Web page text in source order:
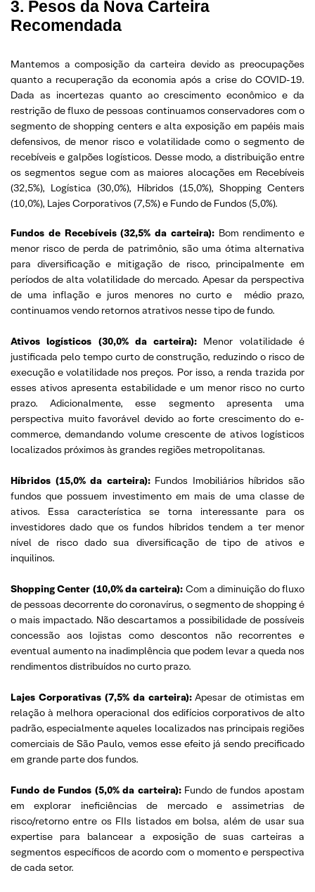
3. Pesos da Nova Carteira
Recomendada
Mantemos a composição da carteira devido as preocupações
quanto a recuperação da economia após a crise do COVID-19.
Dada as incertezas quanto ao crescimento econômico e da
restrição de fluxo de pessoas continuamos conservadores com o
segmento de shopping centers e alta exposição em papéis mais
defensivos, de menor risco e volatilidade como o segmento de
recebíveis e galpões logísticos. Desse modo, a distribuição entre
os segmentos segue com as maiores alocações em Recebíveis
(32,5%), Logística (30,0%), Híbridos (15,0%), Shopping Centers
(10,0%), Lajes Corporativos (7,5%) e Fundo de Fundos (5,0%).
Fundos de Recebíveis (32,5% da carteira): Bom rendimento e
menor risco de perda de patrimônio, são uma ótima alternativa
para diversificação e mitigação de risco, principalmente em
períodos de alta volatilidade do mercado. Apesar da perspectiva
de uma inflação e juros menores no curto e médio prazo,
continuamos vendo retornos atrativos nesse tipo de fundo.
Ativos logísticos (30,0% da carteira): Menor volatilidade é
justificada pelo tempo curto de construção, reduzindo o risco de
execução e volatilidade nos preços. Por isso, a renda trazida por
esses ativos apresenta estabilidade e um menor risco no curto
prazo. Adicionalmente, esse segmento apresenta uma
perspectiva muito favorável devido ao forte crescimento do e-
commerce, demandando volume crescente de ativos logísticos
localizados próximos às grandes regiões metropolitanas.
Híbridos (15,0% da carteira):Fundos Imobiliários híbridos são
fundos que possuem investimento em mais de uma classe de
ativos. Essa característica se torna interessante para os
investidores dado que os fundos híbridos tendem a ter menor
nível de risco dado sua diversificação de tipo de ativos e
inquilinos.
Shopping Center (10,0% da carteira): Com a diminuição do fluxo
de pessoas decorrente do coronavírus, o segmento de shopping é
o mais impactado. Não descartamos a possibilidade de possíveis
concessão aos lojistas como descontos não recorrentes e
eventual aumento na inadimplência que podem levar a queda nos
rendimentos distribuídos no curto prazo.
Lajes Corporativas (7,5% da carteira):Apesar de otimistas em
relação à melhora operacional dos edifícios corporativos de alto
padrão, especialmente aqueles localizados nas principais regiões
comerciais de São Paulo, vemos esse efeito já sendo precificado
em grande parte dos fundos.
Fundo de Fundos (5,0% da carteira): Fundo de fundos apostam
em explorar ineficiências de mercado e assimetrias de
risco/retorno entre os FIIs listados em bolsa, além de usar sua
expertise para balancear a exposição de suas carteiras a
segmentos específicos de acordo com o momento e perspectiva
de cada setor.